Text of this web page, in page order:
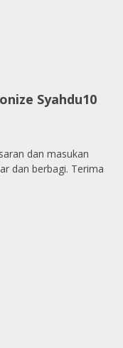
Syahdu10
dan masukan
dan berbagi. Terima